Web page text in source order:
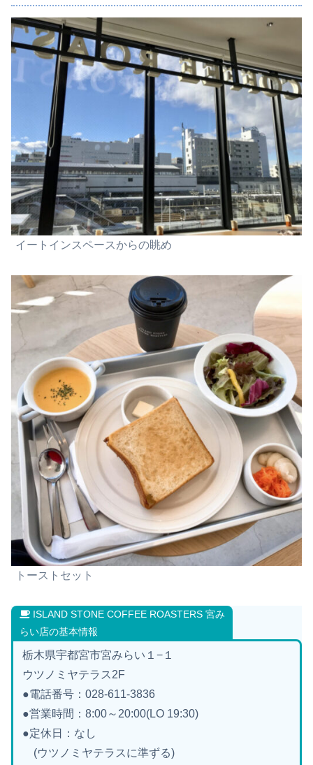
イートインスペースからの眺め
トーストセット
ISLAND STONE COFFEE ROASTERS 宮み
らい店の基本情報
栃木県宇都宮市宮みらい１−１
ウツノミヤテラス2F
●電話番号：028-611-3836
●営業時間：8:00～20:00(LO 19:30)
●定休日：なし
(ウツノミヤテラスに準ずる)